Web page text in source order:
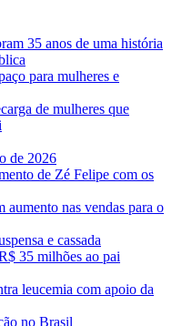
35 anos de uma história
para mulheres e
de mulheres que
de 2026
de Zé Felipe com os
aumento nas vendas para o
e cassada
35 milhões ao pai
leucemia com apoio da
no Brasil